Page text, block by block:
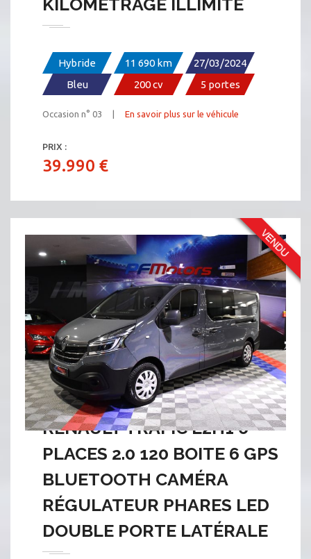
KILOMÉTRAGE ILLIMITÉ
Hybride 11 690 km
27/03/2024
Bleu
200 cv 5 portes
Occasion n° 03 | En savoir plus sur le véhicule
PRIX :
39.990 €
RENAULT TRAFIC L2H1 6
PLACES 2.0 120 BOITE 6 GPS
BLUETOOTH CAMÉRA
RÉGULATEUR PHARES LED
DOUBLE PORTE LATÉRALE